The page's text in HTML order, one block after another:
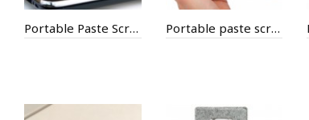
Portable Paste Screen Cleaning Portable paste screen cleaning